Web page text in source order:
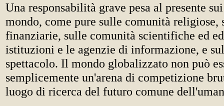
Una responsabilità grave pesa al presente
mondo, come pure sulle comunità
finanziarie, sulle comunità scientifiche ed
istituzioni e le agenzie di informazione, e
spettacolo. Il mondo globalizzato non può
semplicemente un'arena di competizione
luogo di ricerca del futuro comune